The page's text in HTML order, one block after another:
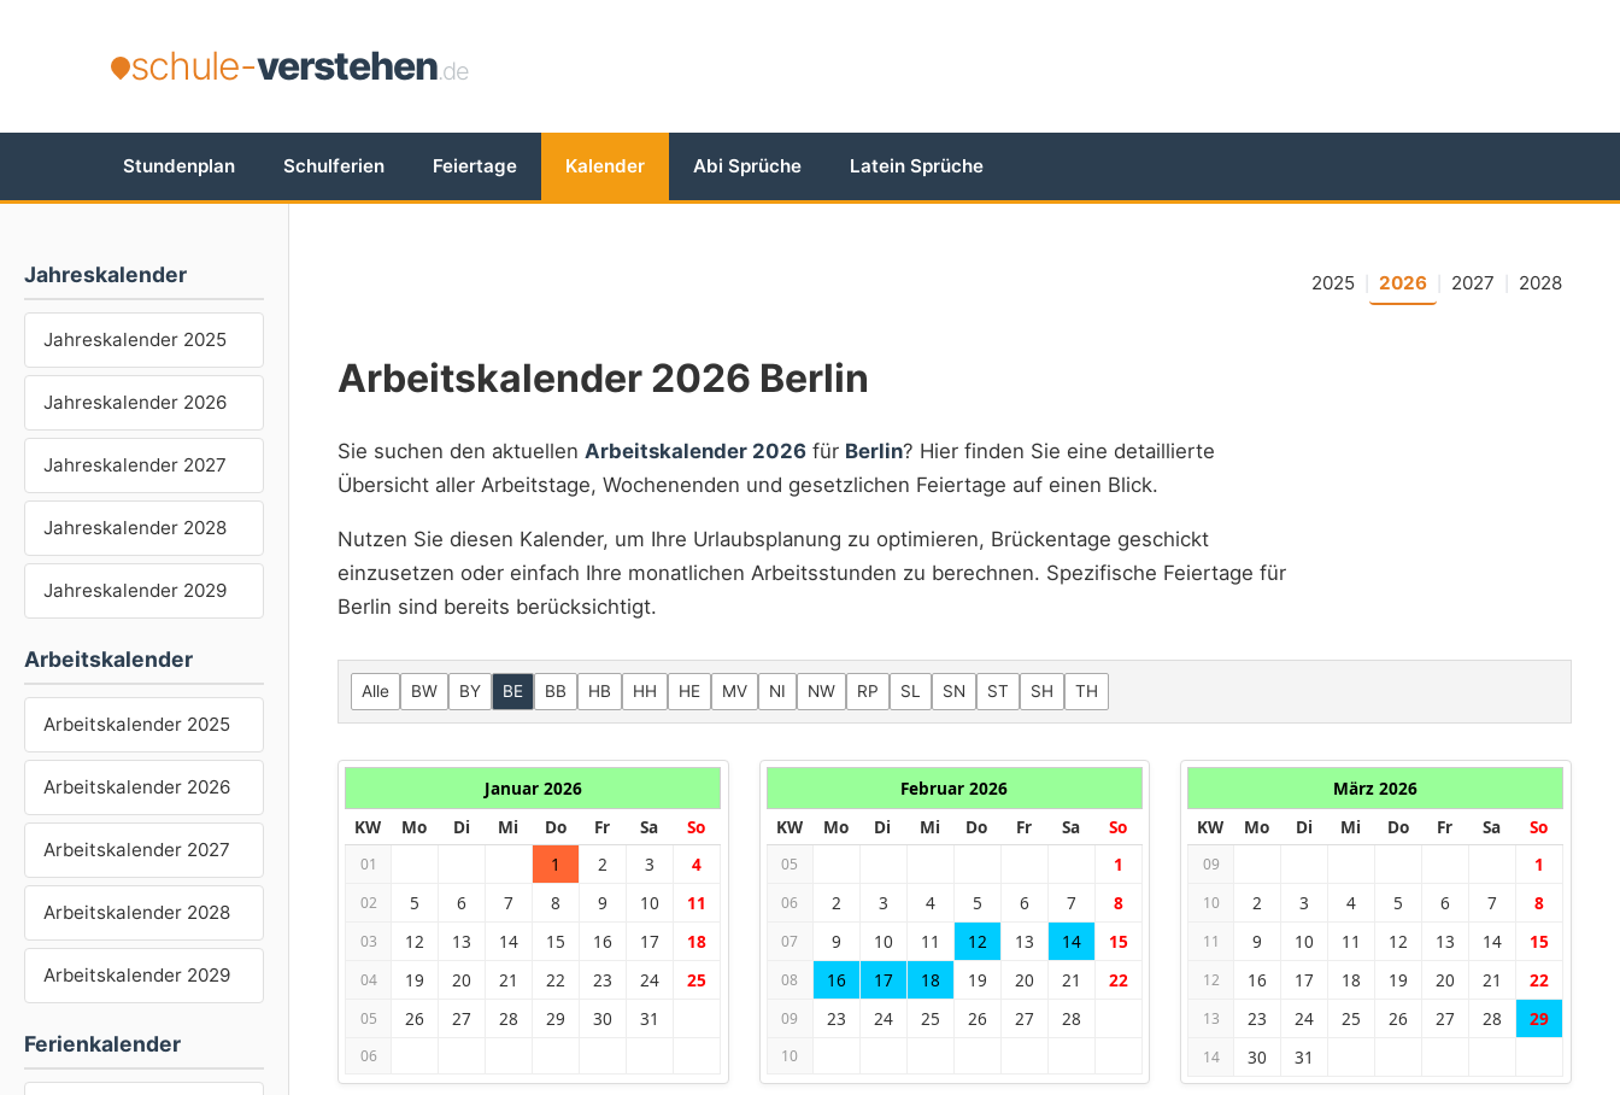
schule-verstehen.de
Stundenplan Schulferien Feiertage Kalender Abi Sprüche Latein Sprüche
Jahreskalender
Jahreskalender 2025
Jahreskalender 2026
Jahreskalender 2027
Jahreskalender 2028
Jahreskalender 2029
Arbeitskalender
Arbeitskalender 2025
Arbeitskalender 2026
Arbeitskalender 2027
Arbeitskalender 2028
Arbeitskalender 2029
Ferienkalender
2025 2026 2027 2028
Arbeitskalender 2026 Berlin
Sie suchen den aktuellen Arbeitskalender 2026 für Berlin? Hier finden Sie eine detaillierte
Übersicht aller Arbeitstage, Wochenenden und gesetzlichen Feiertage auf einen Blick.
Nutzen Sie diesen Kalender, um Ihre Urlaubsplanung zu optimieren, Brückentage geschickt
einzusetzen oder einfach Ihre monatlichen Arbeitsstunden zu berechnen. Spezifische Feiertage für
Berlin sind bereits berücksichtigt.
Alle BW BY BE BB HB HH HE MV NI NW RP SL SN ST SH TH
Januar 2026
KW
Mo Di Mi Do Fr Sa So
01 1 2 3 4
02 5 6 7 8 9 10 11
03 12 13 14 15 16 17 18
04 19 20 21 22 23 24 25
05 26 27 28 29 30 31
06
Februar 2026
KW
Mo Di Mi Do Fr Sa So
05 1
06 2 3 4 5 6 7 8
07 9 10 11 12 13 14 15
08 16 17 18 19 20 21 22
09 23 24 25 26 27 28
10
März 2026
KW
Mo Di Mi Do Fr Sa So
09 1
10 2 3 4 5 6 7 8
11 9 10 11 12 13 14 15
12 16 17 18 19 20 21 22
13 23 24 25 26 27 28 29
14 30 31